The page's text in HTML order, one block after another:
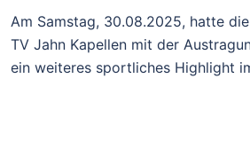
Am Samstag, 30.08.2025, hatte
TV Jahn Kapellen mit der
ein weiteres sportliches Highlight